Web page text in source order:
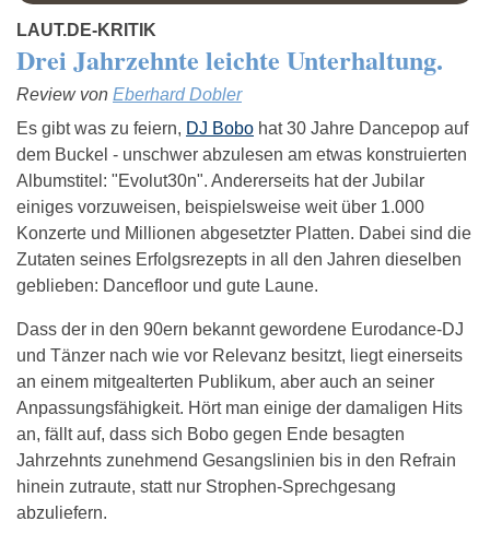
LAUT.DE-KRITIK
Drei Jahrzehnte leichte Unterhaltung.
Review von Eberhard Dobler
Es gibt was zu feiern, DJ Bobo hat 30 Jahre Dancepop auf
dem Buckel - unschwer abzulesen am etwas konstruierten
Albumstitel: "Evolut30n". Andererseits hat der Jubilar
einiges vorzuweisen, beispielsweise weit über 1.000
Konzerte und Millionen abgesetzter Platten. Dabei sind die
Zutaten seines Erfolgsrezepts in all den Jahren dieselben
geblieben: Dancefloor und gute Laune.
Dass der in den 90ern bekannt gewordene Eurodance-DJ
und Tänzer nach wie vor Relevanz besitzt, liegt einerseits
an einem mitgealterten Publikum, aber auch an seiner
Anpassungsfähigkeit. Hört man einige der damaligen Hits
an, fällt auf, dass sich Bobo gegen Ende besagten
Jahrzehnts zunehmend Gesangslinien bis in den Refrain
hinein zutraute, statt nur Strophen-Sprechgesang
abzuliefern.